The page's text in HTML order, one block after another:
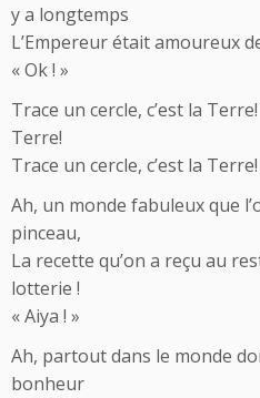
y a longtemps
L’Empereur était amoureux
« Ok ! »
Trace un cercle, c’est la
Terre!
Trace un cercle, c’est la
Ah, un monde fabuleux que
pinceau,
La recette qu’on a reçu au
lotterie !
« Aiya ! »
Ah, partout dans le monde
bonheur